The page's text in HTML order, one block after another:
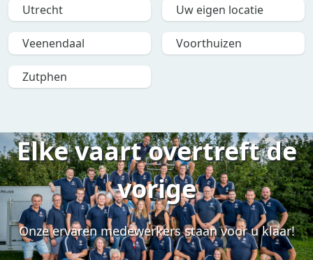
Utrecht Uw eigen locatie
Veenendaal Voorthuizen
Zutphen
Elke vaart overtreft de
vorige
Onze ervaren medewerkers staan voor u klaar!